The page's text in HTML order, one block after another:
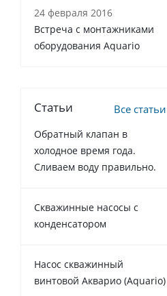
24 февраля 2016
Встреча с монтажниками
оборудования Aquario
Статьи Все статьи
Обратный клапан в
холодное время года.
Сливаем воду правильно.
Cкважинные насосы с
конденсатором
Насос скважинный
винтовой Акварио (Aquario)